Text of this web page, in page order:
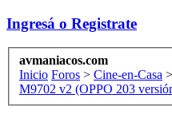
Ingresá o Registrate
avmaniacos.com
Inicio Foros > Cine-en-Casa >
M9702 v2 (OPPO 203